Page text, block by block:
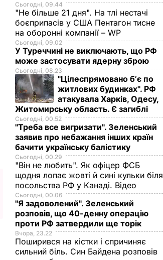
Сьогодні, 09.44
"Не більше 21 дня". На тлі нестачі
боєприпасів у США Пентагон тисне
на оборонні компанії – WP
Сьогодні, 09.02
У Туреччині не виключають, що РФ
може застосувати ядерну зброю
Сьогодні, 08.23
"Цілеспрямовано бʼє по
житлових будинках". РФ
атакувала Харків, Одесу,
Житомирську область. Є загиблі
Сьогодні, 00.52
"Треба все вигризати". Зеленський
заявив про небажання інших країн
бачити українську балістику
Сьогодні, 00.29
"Він не любить". Як офіцер ФСБ
щодня лопає жовті й сині кульки біля
посольства РФ у Канаді. Відео
Сьогодні, 00.06
"Я задоволений". Зеленський
розповів, що 40-денну операцію
проти РФ затвердили ще торік
Вчора, 23.22
Поширився на кістки і спричиняє
сильний біль. Син Байдена розповів